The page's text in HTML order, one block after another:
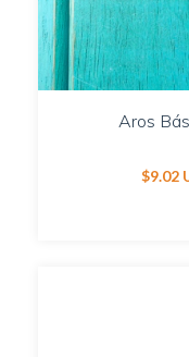
Aros
$9.02